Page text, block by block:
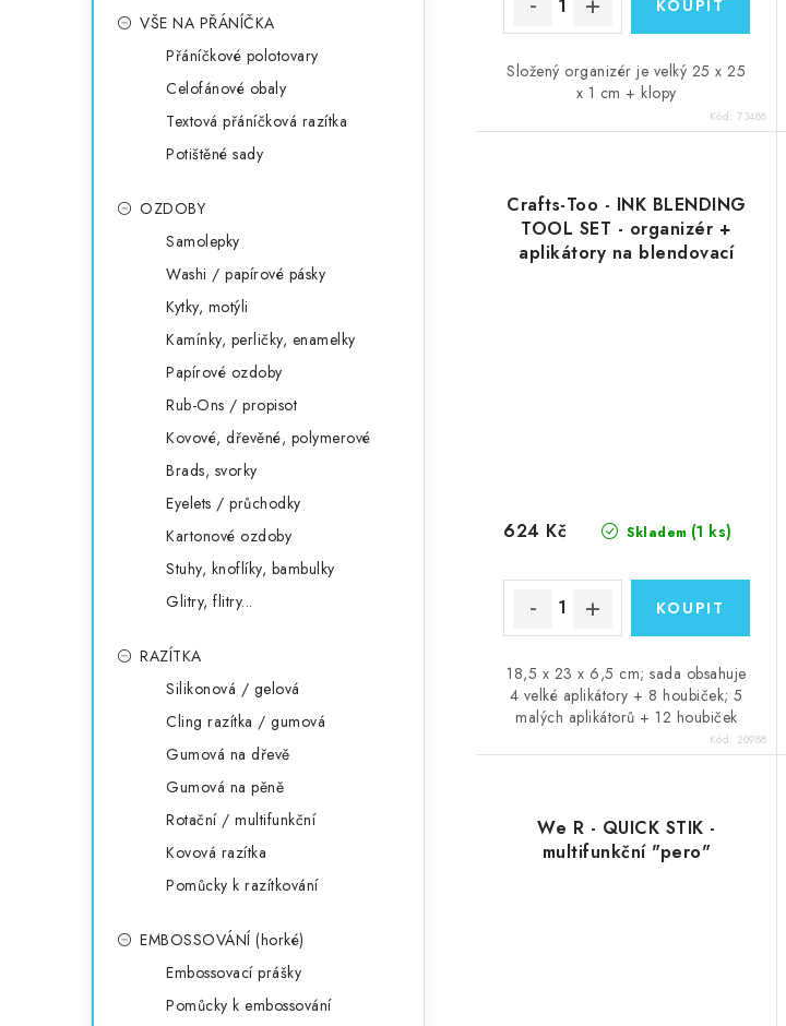
VŠE NA PŘÁNÍČKA
Přáníčkové polotovary
Celofánové obaly
Textová přáníčková razítka
Potištěné sady
OZDOBY
Samolepky
Washi / papírové pásky
Kytky, motýli
Kamínky, perličky, enamelky
Papírové ozdoby
Rub-Ons / propisot
Kovové, dřevěné, polymerové
Brads, svorky
Eyelets / průchodky
Kartonové ozdoby
Stuhy, knoflíky, bambulky
Glitry, flitry...
RAZÍTKA
Silikonová / gelová
Cling razítka / gumová
Gumová na dřevě
Gumová na pěně
Rotační / multifunkční
Kovová razítka
Pomůcky k razítkování
EMBOSSOVÁNÍ (horké)
Embossovací prášky
Pomůcky k embossování
Složený organizér je velký 25 x 25
x 1 cm + klopy
Kód:73488
Crafts-Too - INK BLENDING
TOOL SET - organizér +
aplikátory na blendovací
Skladem (1 ks)
624 Kč
18,5 x 23 x 6,5 cm; sada obsahuje
4 velké aplikátory + 8 houbiček; 5
malých aplikátorů + 12 houbiček
Kód: 20988
We R - QUICK STIK -
multifunkční "pero"